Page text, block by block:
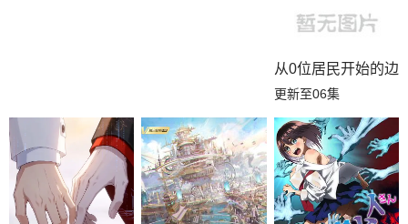
从0位居民开始的边
更新至06集